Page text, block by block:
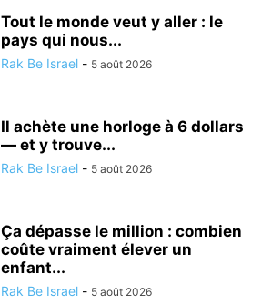
Tout le monde veut y aller : le
pays qui nous...
Rak Be Israel - 5 août 2026
Il achète une horloge à 6 dollars
— et y trouve...
Rak Be Israel - 5 août 2026
Ça dépasse le million : combien
coûte vraiment élever un
enfant...
Rak Be Israel - 5 août 2026